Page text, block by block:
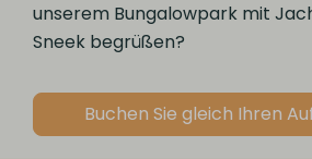
unserem Bungalowpark mit
Sneek begrüßen?
Buchen Sie gleich Ihren